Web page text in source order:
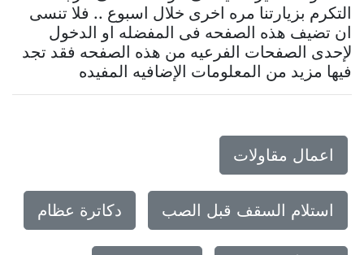
التكرم بزيارتنا مره اخرى خلال اسبوع .. فلا تنسى
ان تضيف هذه الصفحه فى المفضله او الدخول
لإحدى الصفحات الفرعيه من هذه الصفحه فقد تجد
فيها مزيد من المعلومات الإضافيه المفيده
اعمال مقاولات
استلام السقف قبل الصب دكاترة عظام